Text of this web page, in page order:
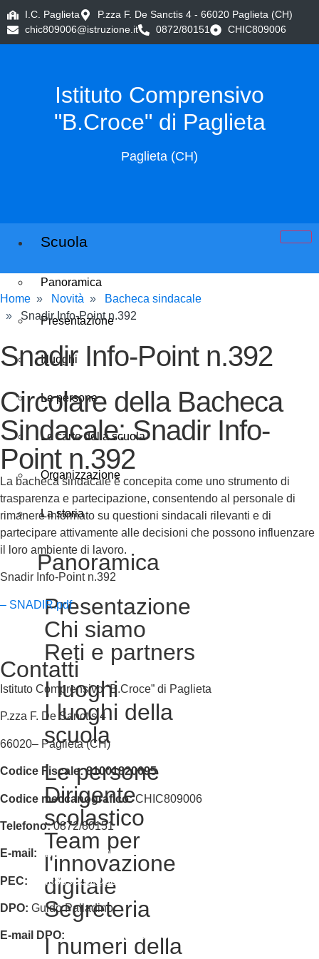
I.C. Paglieta
P.zza F. De Sanctis 4 - 66020 Paglieta (CH)
chic809006@istruzione.it
0872/80151 CHIC809006
Istituto Comprensivo
"B.Croce" di Paglieta
Paglieta (CH)
Scuola
Panoramica
Presentazione
I luoghi
Le persone
Le carte della scuola
Organizzazione
La storia
Panoramica
Presentazione
Chi siamo
Reti e partners
I luoghi
I luoghi della
scuola
Le persone
Dirigente
scolastico
Team per
l'innovazione
digitale
Segreteria
I numeri della
Home Novità
Bacheca sindacale
Snadir Info-Point n.392
Snadir Info-Point n.392
Circolare della Bacheca
Sindacale: Snadir Info-
Point n.392
La bacheca sindacale è concepita come uno strumento di
trasparenza e partecipazione, consentendo al personale di
rimanere informato su questioni sindacali rilevanti e di
partecipare attivamente alle decisioni che possono influenzare
il loro ambiente di lavoro.
Snadir Info-Point n.392
– SNADIR.pdf
Contatti
Istituto Comprensivo “B.Croce” di Paglieta
P.zza F. De Sanctis 4
66020– Paglieta(CH)
Codice Fiscale: 81001820695
Codice meccanografico:CHIC809006
Telefono:0872/80151
E-mail: chic809006@istruzione.it
PEC: chic809006@pec.istruzione.it
DPO: Guido Palladino
E-mail DPO: guido.palladino.dpo@gmail.com